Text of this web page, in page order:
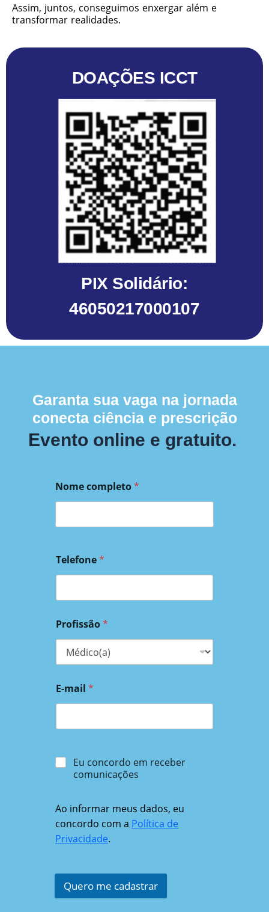
Assim, juntos, conseguimos enxergar além e
transformar realidades.
DOAÇÕES ICCT
PIX Solidário:
46050217000107
Garanta sua vaga na jornada
conecta ciência e prescrição
Evento online e gratuito.
Nome completo*
Telefone*
Profissão*
E-mail *
Eu concordo em receber
comunicações
Ao informar meus dados, eu
concordo com a Política de
Privacidade.
Quero me cadastrar